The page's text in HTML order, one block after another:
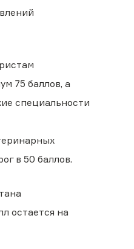
75 баллов, а
специальности
в 50 баллов.
остается на